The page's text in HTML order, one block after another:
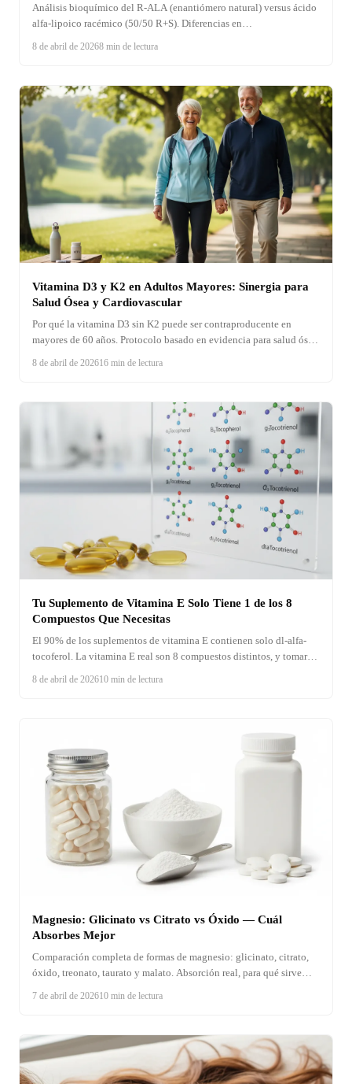
Análisis bioquímico del R-ALA (enantiómero natural) versus ácido
alfa-lipoico racémico (50/50 R+S). Diferencias en
8 de abril de 20268 min de lectura
Vitamina D3 y K2 en Adultos Mayores: Sinergia para
Salud Ósea y Cardiovascular
Por qué la vitamina D3 sin K2 puede ser contraproducente en
mayores de 60 años. Protocolo basado en evidencia para salud ósea
8 de abril de 202616 min de lectura
Tu Suplemento de Vitamina E Solo Tiene 1 de los 8
Compuestos Que Necesitas
El 90% de los suplementos de vitamina E contienen solo dl-alfa-
tocoferol. La vitamina E real son 8 compuestos distintos, y tomar
8 de abril de 202610 min de lectura
Magnesio: Glicinato vs Citrato vs Óxido — Cuál
Absorbes Mejor
Comparación completa de formas de magnesio: glicinato, citrato,
óxido, treonato, taurato y malato. Absorción real, para qué sirve
7 de abril de 202610 min de lectura